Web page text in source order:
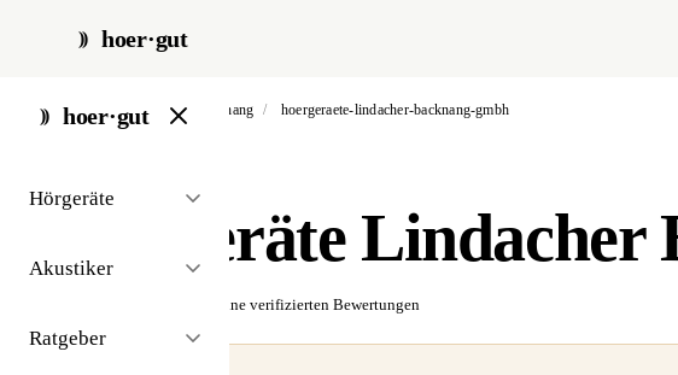
hoer·gut
hoer·gut
Hörgeräte
Akustiker
Ratgeber
start / akustiker / backnang / hoergeraete-lindacher-backnang-gmbh
Hörgeräte
Noch keine verifizierten Bewertungen